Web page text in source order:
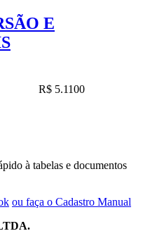
E
R$ 5.1100
à tabelas e documentos
ou faça o Cadastro Manual